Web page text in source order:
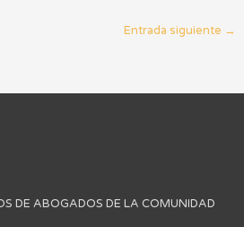
Entrada siguiente →
DE ABOGADOS DE LA COMUNIDAD